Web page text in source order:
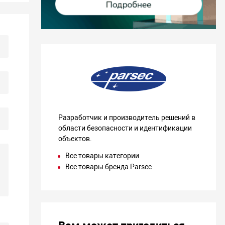
Разработчик и производитель решений в
области безопасности и идентификации
объектов.
Все товары категории
Все товары бренда Parsec